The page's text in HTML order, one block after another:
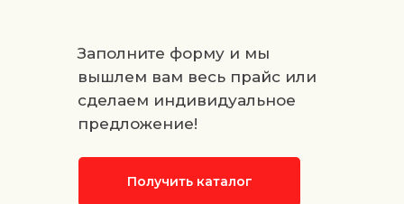
Получить каталог
Заполните форму и мы
вышлем вам весь прайс или
сделаем индивидуальное
предложение!